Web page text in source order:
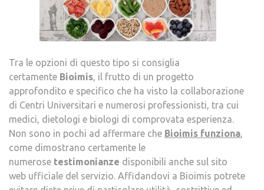
Tra le opzioni di questo tipo si consiglia
certamente Bioimis, il frutto di un progetto
approfondito e specifico che ha visto la collaborazione
di Centri Universitari e numerosi professionisti, tra cui
medici, dietologi e biologi di comprovata esperienza.
Non sono in pochi ad affermare che Bioimis funziona,
come dimostrano certamente le
numerose testimonianze disponibili anche sul sito
web ufficiale del servizio. Affidandovi a Bioimis potrete